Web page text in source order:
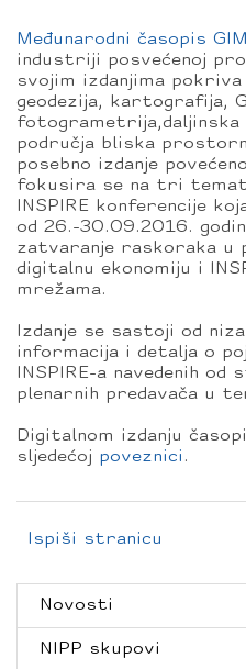
Međunarodni časopis GIM
industriji posvećenoj
svojim izdanjima
geodezija, kartografija,
područja bliska
posebno izdanje
fokusira se na tri
INSPIRE konferencije
od 26.-30.09.2016.
zatvaranje raskoraka u
digitalnu ekonomiju i
mrežama.
Izdanje se sastoji od
informacija i detalja o
INSPIRE-a navedenih
plenarnih predavača u
Digitalnom izdanju
sljedećoj poveznici .
Ispiši stranicu
Novosti
NIPP skupovi